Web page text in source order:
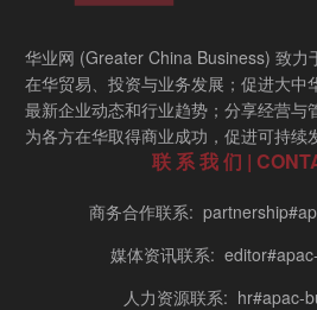
华业网 (Greater China Business) 致力
在华贸易、投资与业务发展；促进大中
最新企业动态和行业趋势；分享经营与
为各方在华取得商业成功，促进可持续
联 系 我 们 |
商务合作联系:
媒体资讯联系:
人力资源联系: hr#apac-